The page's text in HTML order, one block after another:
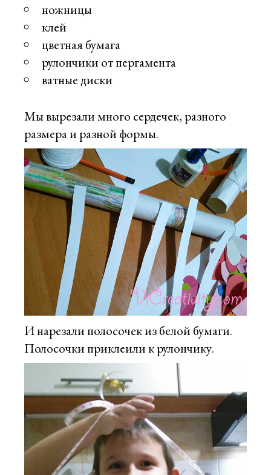
ножницы
клей
цветная бумага
рулончики от пергамента
ватные диски
Мы вырезали много сердечек, разного
размера и разной формы.
И нарезали полосочек из белой бумаги.
Полосочки приклеили к рулончику.